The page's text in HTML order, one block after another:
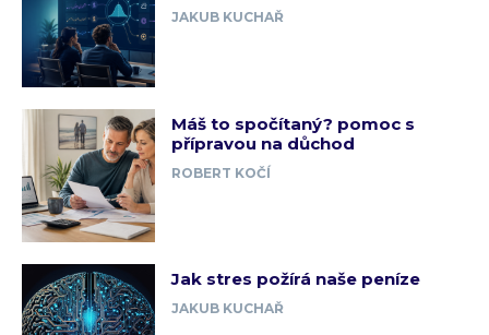
JAKUB KUCHAŘ
Máš to spočítaný? pomoc s
přípravou na důchod
ROBERT KOČÍ
Jak stres požírá naše peníze
JAKUB KUCHAŘ